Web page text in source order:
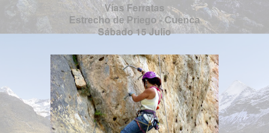
Vías Ferratas
Estrecho de Priego - Cuenca
Sábado 15 Julio